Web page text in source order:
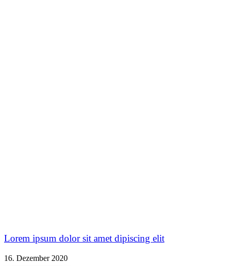
Lorem ipsum dolor sit amet dipiscing elit
16. Dezember 2020